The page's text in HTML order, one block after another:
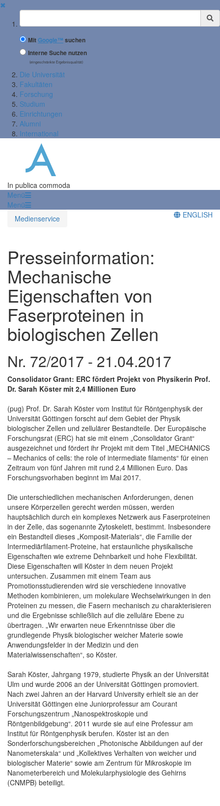
✖
Suchbegriff
MitGoogle™ suchen
Interne Suche nutzen
(eingeschränkte Ergebnisqualität)
Die Universität
Fakultäten
Forschung
Studium
Einrichtungen
Alumni
International
In publica commoda
Menü
Menü
Medienservice
ENGLISH
Presseinformation:
Mechanische
Eigenschaften von
Faserproteinen in
biologischen Zellen
Nr. 72/2017 - 21.04.2017
Consolidator Grant: ERC fördert Projekt von Physikerin Prof.
Dr. Sarah Köster mit 2,4 Millionen Euro
(pug) Prof. Dr. Sarah Köster vom Institut für Röntgenphysik der
Universität Göttingen forscht auf dem Gebiet der Physik
biologischer Zellen und zellulärer Bestandteile. Der Europäische
Forschungsrat (ERC) hat sie mit einem „Consolidator Grant“
ausgezeichnet und fördert ihr Projekt mit dem Titel „MECHANICS
– Mechanics of cells: the role of intermediate filaments“ für einen
Zeitraum von fünf Jahren mit rund 2,4 Millionen Euro. Das
Forschungsvorhaben beginnt im Mai 2017.
Die unterschiedlichen mechanischen Anforderungen, denen
unsere Körperzellen gerecht werden müssen, werden
hauptsächlich durch ein komplexes Netzwerk aus Faserproteinen
in der Zelle, das sogenannte Zytoskelett, bestimmt. Insbesondere
ein Bestandteil dieses „Komposit-Materials“, die Familie der
Intermediärfilament-Proteine, hat erstaunliche physikalische
Eigenschaften wie extreme Dehnbarkeit und hohe Flexibilität.
Diese Eigenschaften will Köster in dem neuen Projekt
untersuchen. Zusammen mit einem Team aus
Promotionsstudierenden wird sie verschiedene innovative
Methoden kombinieren, um molekulare Wechselwirkungen in den
Proteinen zu messen, die Fasern mechanisch zu charakterisieren
und die Ergebnisse schließlich auf die zelluläre Ebene zu
übertragen. „Wir erwarten neue Erkenntnisse über die
grundlegende Physik biologischer weicher Materie sowie
Anwendungsfelder in der Medizin und den
Materialwissenschaften“, so Köster.
Sarah Köster, Jahrgang 1979, studierte Physik an der Universität
Ulm und wurde 2006 an der Universität Göttingen promoviert.
Nach zwei Jahren an der Harvard University erhielt sie an der
Universität Göttingen eine Juniorprofessur am Courant
Forschungszentrum „Nanospektroskopie und
Röntgenbildgebung“. 2011 wurde sie auf eine Professur am
Institut für Röntgenphysik berufen. Köster ist an den
Sonderforschungsbereichen „Photonische Abbildungen auf der
Nanometerskala“ und „Kollektives Verhalten von weicher und
biologischer Materie“ sowie am Zentrum für Mikroskopie im
Nanometerbereich und Molekularphysiologie des Gehirns
(CNMPB) beteiligt.